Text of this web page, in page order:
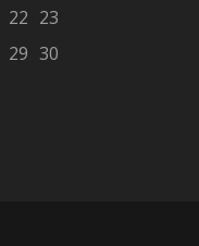
22 23
29 30